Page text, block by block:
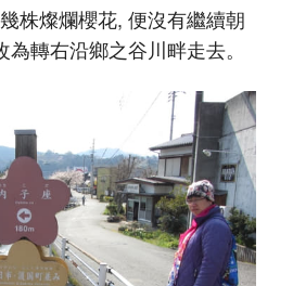
株燦爛櫻花, 便沒有繼續朝
轉右沿鄉之谷川畔走去。